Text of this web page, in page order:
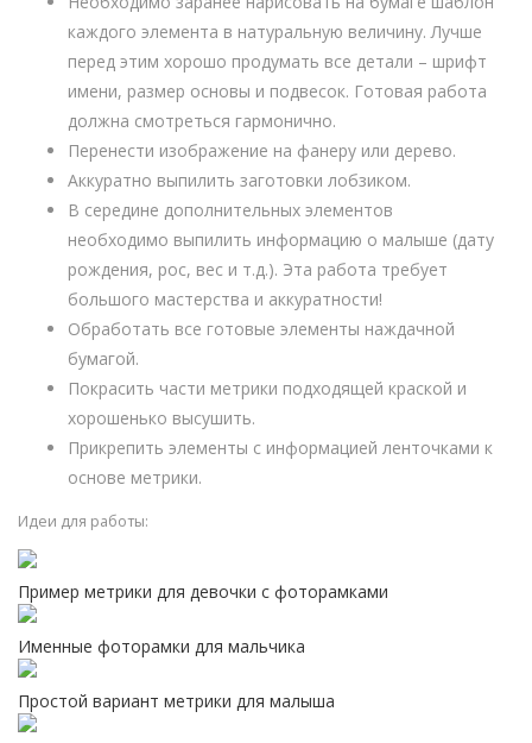
каждого элемента в натуральную величину. Лучше
перед этим хорошо продумать все детали – шрифт
имени, размер основы и подвесок. Готовая работа
должна смотреться гармонично.
Перенести изображение на фанеру или дерево.
Аккуратно выпилить заготовки лобзиком.
В середине дополнительных элементов
необходимо выпилить информацию о малыше (дату
рождения, рос, вес и т.д.). Эта работа требует
большого мастерства и аккуратности!
Обработать все готовые элементы наждачной
бумагой.
Покрасить части метрики подходящей краской и
хорошенько высушить.
Прикрепить элементы с информацией ленточками к
основе метрики.
Идеи для работы:
Пример метрики для девочки с фоторамками
Именные фоторамки для мальчика
Простой вариант метрики для малыша